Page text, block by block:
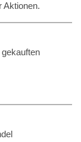
Aktionen.